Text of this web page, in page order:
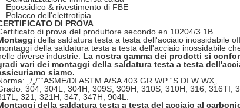
Epossidico & rivestimento di FBE
Polacco dell'elettrotipia
DI PROVA
di prova del produttore secondo en 10204/3.1B
della saldatura testa a testa dell'acciaio inossidabile
della saldatura testa a testa dell'acciaio inossidabile
diverse industrie. La nostra gamma dei prodotti si
vari dei montaggi della saldatura testa a testa
siamo.
„/„/““ASME/DI ASTM A/SA 403 GR WP “S DI W WX„
304, 304L, 304H, 309S, 309H, 310S, 310H, 316, 316TI,
321, 321H, 347, 347H, 904L.
della saldatura testa a testa del acciaio al